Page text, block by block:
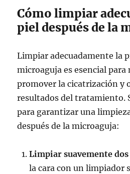
Cómo limpiar
piel después de la
Limpiar adecuadamente la
microaguja es esencial
promover la cicatrización y
resultados del tratamiento.
para garantizar una
después de la microaguja:
Limpiar suavemente dos
la cara con un limpiador